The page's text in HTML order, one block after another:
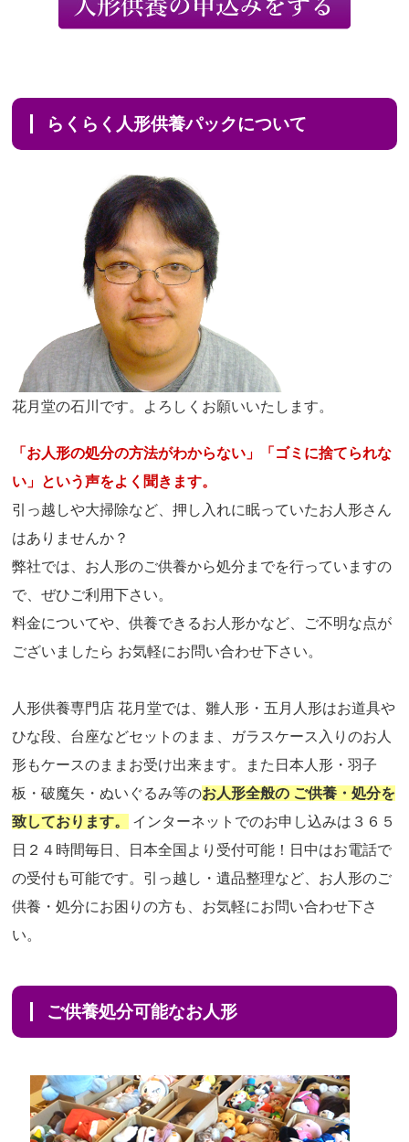
らくらく人形供養パックについて
花月堂の石川です。よろしくお願いいたします。
「お人形の処分の方法がわからない」「ゴミに捨てられな
い」という声をよく聞きます。
引っ越しや大掃除など、押し入れに眠っていたお人形さん
はありませんか？
弊社では、お人形のご供養から処分までを行っていますの
で、ぜひご利用下さい。
料金についてや、供養できるお人形かなど、ご不明な点が
ございましたら お気軽にお問い合わせ下さい。
人形供養専門店 花月堂では、雛人形・五月人形はお道具や
ひな段、台座などセットのまま、ガラスケース入りのお人
形もケースのままお受け出来ます。また日本人形・羽子
板・破魔矢・ぬいぐるみ等のお人形全般の ご供養・処分を
致しております。
インターネットでのお申し込みは３６５
日２４時間毎日、日本全国より受付可能！日中はお電話で
の受付も可能です。引っ越し・遺品整理など、お人形のご
供養・処分にお困りの方も、お気軽にお問い合わせ下さ
い。
ご供養処分可能なお人形